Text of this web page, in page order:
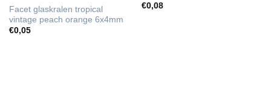
Facet glaskralen tropical
vintage peach orange 6x4mm
€0,05
€0,08